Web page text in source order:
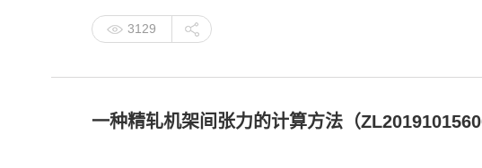
3129
一种精轧机架间张力的计算方法（